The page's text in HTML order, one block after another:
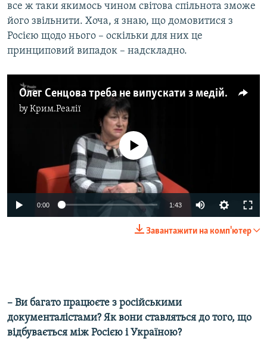
все ж таки якимось чином світова спільнота зможе
його звільнити. Хоча, я знаю, що домовитися з
Росією щодо нього – оскільки для них це
принциповий випадок – надскладно.
Олег Сенцова треба не випускати з медійного поля – Сімона Бауман
byКрим.Реалії
No media source currently available
0:00 1:43
Завантажити на комп'ютер
– Ви багато працюєте з російськими
документалістами? Як вони ставляться до того, що
відбувається між Росією і Україною?